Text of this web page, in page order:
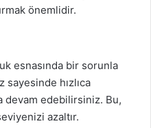
önemlidir.
esnasında bir sorunla
sayesinde hızlıca
devam edebilirsiniz. Bu,
azaltır.